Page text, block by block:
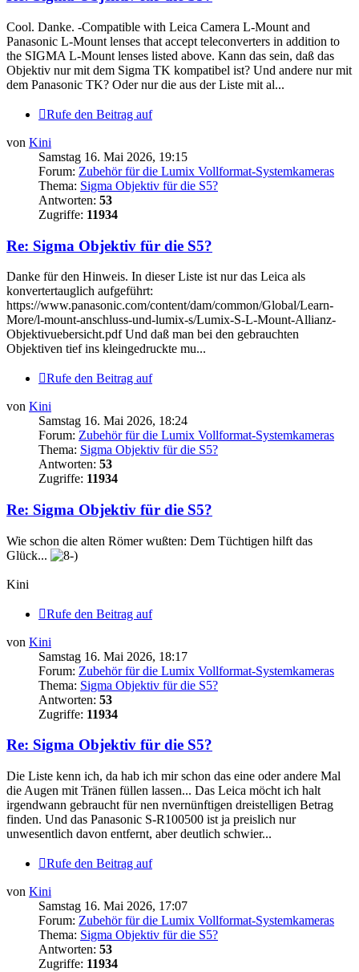
Cool. Danke. -Compatible with Leica Camera L-Mount and
Panasonic L-Mount lenses that accept teleconverters in addition to
the SIGMA L-Mount lenses listed above. Kann das sein, daß das
Objektiv nur mit dem Sigma TK kompatibel ist? Und andere nur mit
dem Panasonic TK? Oder nur die aus der Liste mit al...
Rufe den Beitrag auf
von Kini
Samstag 16. Mai 2026, 19:15
Forum: Zubehör für die Lumix Vollformat-Systemkameras
Thema: Sigma Objektiv für die S5?
Antworten: 53
Zugriffe: 11934
Re: Sigma Objektiv für die S5?
Danke für den Hinweis. In dieser Liste ist nur das Leica als
konvertertauglich aufgeführt:
https://www.panasonic.com/content/dam/common/Global/Learn-
More/l-mount-anschluss-und-lumix-s/Lumix-S-L-Mount-Allianz-
Objektivuebersicht.pdf Und daß man bei den gebrauchten
Objektiven tief ins kleingedruckte mu...
Rufe den Beitrag auf
von Kini
Samstag 16. Mai 2026, 18:24
Forum: Zubehör für die Lumix Vollformat-Systemkameras
Thema: Sigma Objektiv für die S5?
Antworten: 53
Zugriffe: 11934
Re: Sigma Objektiv für die S5?
Wie schon die alten Römer wußten: Dem Tüchtigen hilft das
Glück...
Kini
Rufe den Beitrag auf
von Kini
Samstag 16. Mai 2026, 18:17
Forum: Zubehör für die Lumix Vollformat-Systemkameras
Thema: Sigma Objektiv für die S5?
Antworten: 53
Zugriffe: 11934
Re: Sigma Objektiv für die S5?
Die Liste kenn ich, da hab ich mir schon das eine oder andere Mal
die Augen mit Tränen füllen lassen... Das Leica möcht ich halt
irgendwann gebraucht für nen nvernünftigen dreistelligen Betrag
finden. Und das Panasonic S-R100500 ist ja preislich nur
unwesentlich davon entfernt, aber deutlich schwier...
Rufe den Beitrag auf
von Kini
Samstag 16. Mai 2026, 17:07
Forum: Zubehör für die Lumix Vollformat-Systemkameras
Thema: Sigma Objektiv für die S5?
Antworten: 53
Zugriffe: 11934